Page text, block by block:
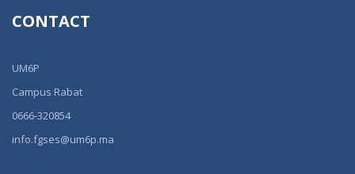
CONTACT
UM6P
Campus Rabat
0666-320854
info.fgses@um6p.ma